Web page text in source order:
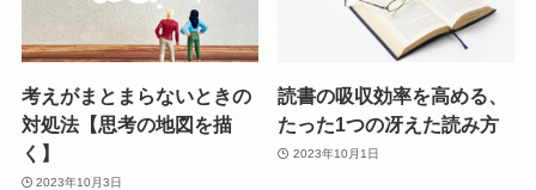
考えがまとまらないときの
対処法【思考の地図を描
く】
2023年10月3日
読書の吸収効率を高める、
たった1つの冴えた読み方
2023年10月1日